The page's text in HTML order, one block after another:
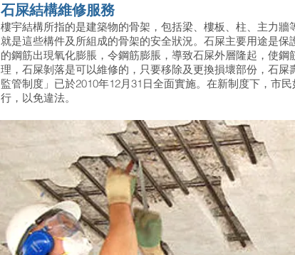
石屎結構維修服務
樓宇結構所指的是建築物的骨架，包括梁、樓板、柱、主力
就是這些構件及所組成的骨架的安全狀況。石屎主要用途是
的鋼筋出現氧化膨脹，令鋼筋膨脹，導致石屎外層隆起，使
理，石屎剝落是可以維修的，只要移除及更換損壞部份，石
監管制度」已於2010年12月31日全面實施。在新制度下，市
行，以免違法。